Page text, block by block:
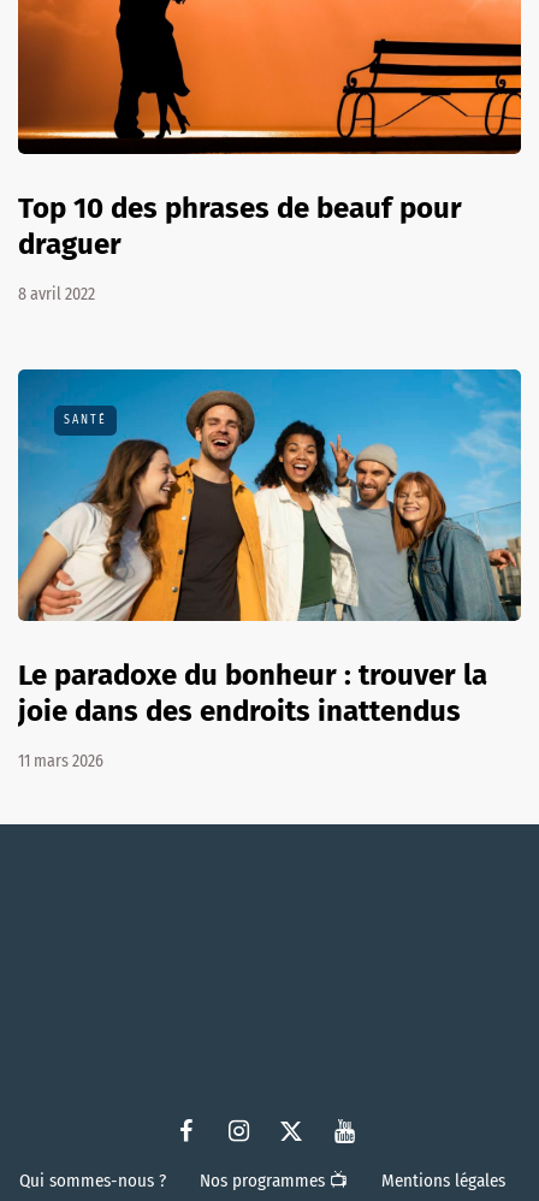
Top 10 des phrases de beauf pour
draguer
8 avril 2022
SANTÉ
Le paradoxe du bonheur : trouver la
joie dans des endroits inattendus
11 mars 2026
Qui sommes-nous ? Nos programmes 📺
Mentions légales